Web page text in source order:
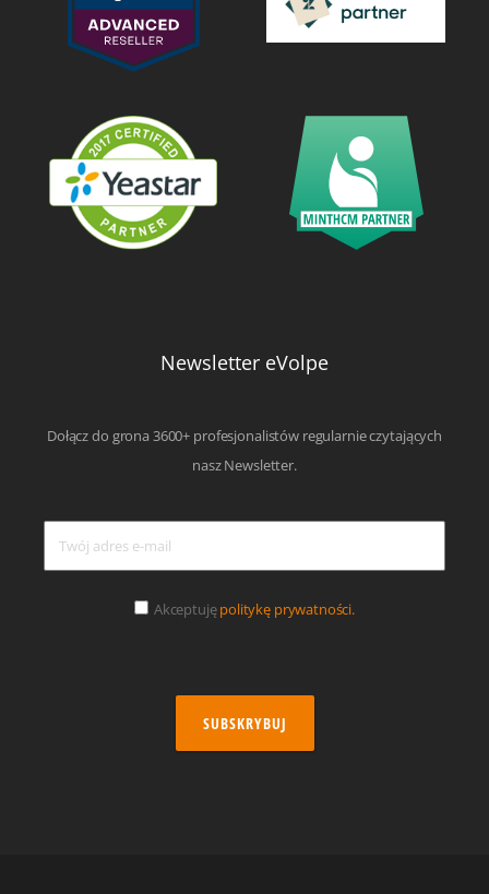
Newsletter eVolpe
Dołącz do grona 3600+ profesjonalistów regularnie czytających
nasz Newsletter.
Akceptujępolitykę prywatności.
SUBSKRYBUJ